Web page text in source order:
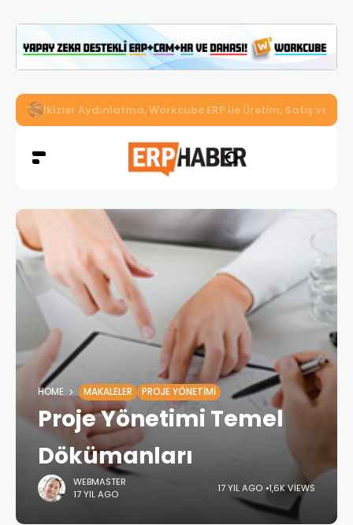
İkizler Aydınlatma, Workcube ERP ile Üretim, Satış ve
HOME MAKALELER PROJE YÖNETIMI
Proje Yönetimi Temel
Dökümanları
WEBMASTER
17 YIL AGO
17 YIL AGO 1,6K VIEWS